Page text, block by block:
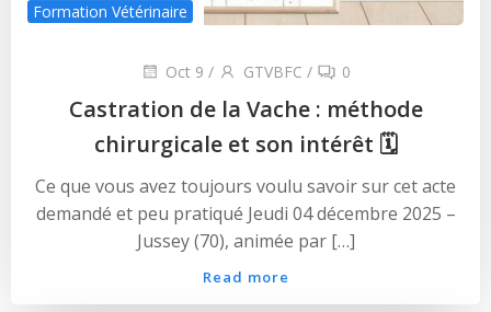
Formation Vétérinaire
Oct 9 / GTVBFC / 0
Castration de la Vache : méthode
chirurgicale et son intérêt 🗓
Ce que vous avez toujours voulu savoir sur cet acte
demandé et peu pratiqué Jeudi 04 décembre 2025 –
Jussey (70), animée par […]
Read more